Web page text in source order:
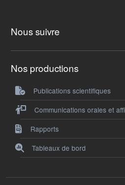
Nous suivre
Nos productions
Publications scientifiques
Communications orales et
Rapports
Tableaux de bord